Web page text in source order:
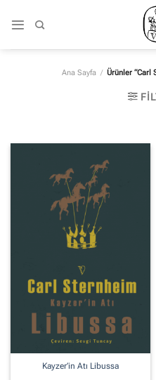
atla
Ana Sayfa / Ürünler “Carl
Kayzer’in Atı Libussa